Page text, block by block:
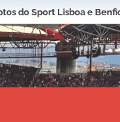
do Sport Lisboa e